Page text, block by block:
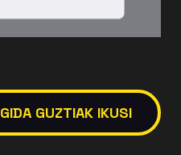
GIDA GUZTIAK IKUSI